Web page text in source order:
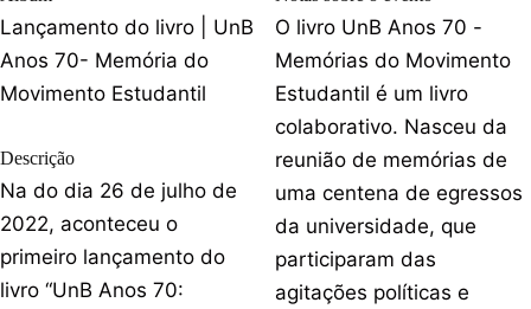
Lançamento do livro | UnB
Anos 70- Memória do
Movimento Estudantil
Descrição
Na do dia 26 de julho de
2022, aconteceu o
primeiro lançamento do
livro “UnB Anos 70:
O livro UnB Anos 70 -
Memórias do Movimento
Estudantil é um livro
colaborativo. Nasceu da
reunião de memórias de
uma centena de egressos
da universidade, que
participaram das
agitações políticas e